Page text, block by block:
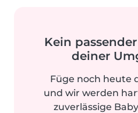
Kein
deiner
Füge noch heute
und wir werden
zuverlässige